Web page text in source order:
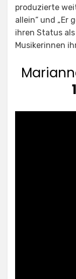
produzierte
allein“ und „Er
ihren Status
Musikerinnen